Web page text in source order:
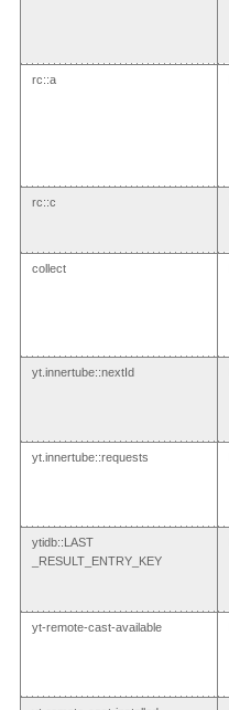
rc::a
rc::c
collect
yt.innertube::nextId
yt.innertube::requests
ytidb::LAST
_RESULT_ENTRY_KEY
yt-remote-cast-available